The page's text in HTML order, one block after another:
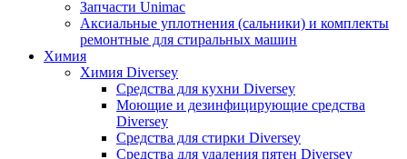
Запчасти Unimac
Аксиальные уплотнения (сальники) и комплекты
ремонтные для стиральных машин
Химия
Химия Diversey
Средства для кухни Diversey
Моющие и дезинфицирующие средства
Diversey
Средства для стирки Diversey
Средства для удаления пятен Diversey